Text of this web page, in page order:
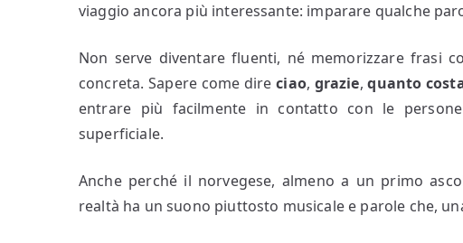
viaggio ancora più interessante: imparare qualche
Non serve diventare fluenti, né memorizzare frasi
concreta. Sapere come direciao, grazie,quanto
entrare più facilmente in contatto con le
superficiale.
Anche perché il norvegese, almeno a un primo
realtà ha un suono piuttosto musicale e parole che,